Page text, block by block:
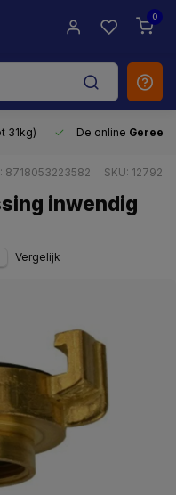
0
31kg) De online
8718053223582 SKU: 12792
inwendig
Vergelijk